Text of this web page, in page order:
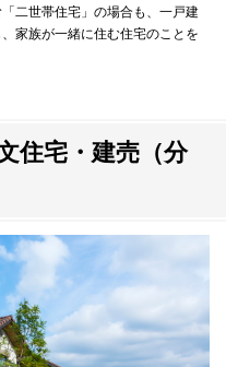
二世帯住宅」の場合も、一戸建
家族が一緒に住む住宅のことを
住宅・建売（分